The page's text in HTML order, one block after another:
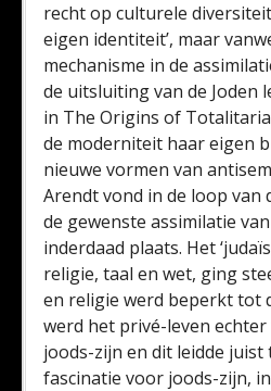
recht op culturele
eigen identiteit’, maar
mechanisme in de
de uitsluiting van de Joden
in The Origins of
de moderniteit haar eigen
nieuwe vormen van
Arendt vond in de loop van
de gewenste assimilatie
inderdaad plaats. Het
religie, taal en wet, ging
en religie werd beperkt tot
werd het privé-leven
joods-zijn en dit leidde
fascinatie voor joods-zijn,